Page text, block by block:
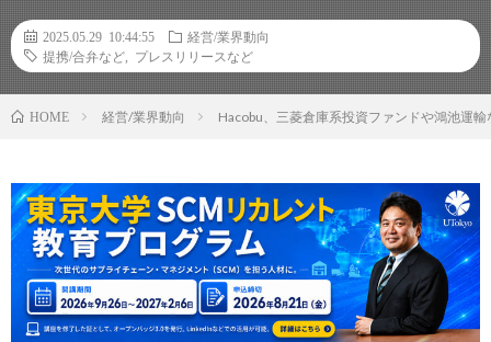
2025.05.29 10:44:55
経営/業界動向
提携/合弁など
プレスリリースなど
HOME 経営/業界動向 Hacobu、三菱倉庫系投資ファンドや鴻池運